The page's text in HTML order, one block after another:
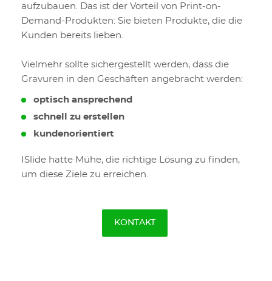
aufzubauen. Das ist der Vorteil von Print-on-
Demand-Produkten: Sie bieten Produkte, die die
Kunden bereits lieben.
Vielmehr sollte sichergestellt werden, dass die
Gravuren in den Geschäften angebracht werden:
optisch ansprechend
schnell zu erstellen
kundenorientiert
ISlide hatte Mühe, die richtige Lösung zu finden,
um diese Ziele zu erreichen.
KONTAKT